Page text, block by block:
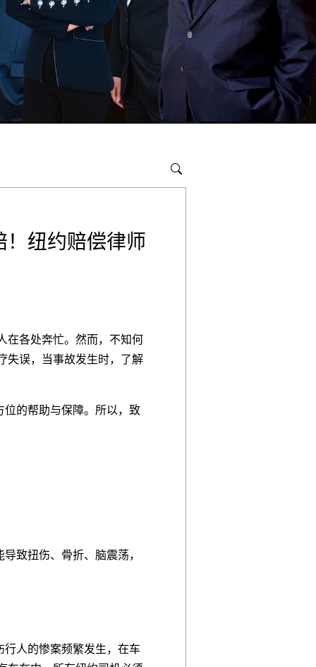
纽约赔偿律师
在各处奔忙。然而，不知何
失误，当事故发生时，了解
的帮助与保障。所以，致
致扭伤、骨折、脑震荡，
人的惨案频繁发生，在车